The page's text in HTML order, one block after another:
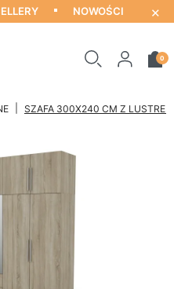
NOWOŚCI ×
0
SZAFA 300X240 CM Z